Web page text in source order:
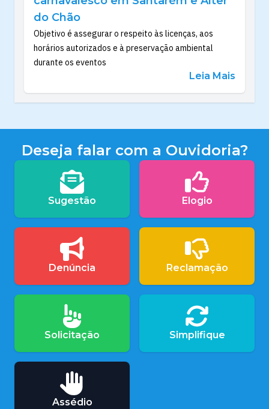
do Chão
Objetivo é assegurar o respeito às licenças, aos
horários autorizados e à preservação ambiental
durante os eventos
Leia Mais
Deseja falar com a Ouvidoria?
Sugestão Elogio
Denúncia Reclamação
Solicitação Simplifique
Assédio